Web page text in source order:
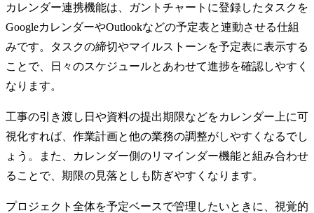
カレンダー連携機能は、ガントチャートに登録したタスクを
GoogleカレンダーやOutlookなどの予定表と連動させる仕組
みです。タスクの締切やマイルストーンを予定表に表示する
ことで、日々のスケジュールとあわせて進捗を確認しやすく
なります。
工事の引き渡し日や資料の提出期限などをカレンダー上に可
視化すれば、作業計画と他の業務の調整がしやすくなるでし
ょう。また、カレンダー側のリマインダー機能と組み合わせ
ることで、期限の見落としも防ぎやすくなります。
プロジェクト全体を予定ベースで管理したいときに、視覚的